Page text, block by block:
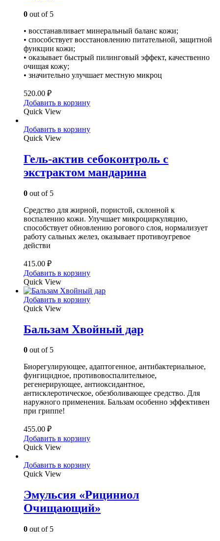
0 out of 5
• восстанавливает минеральный баланс кожи;
• способствует восстановлению питательной, защитной
функции кожи;
• оказывает быстрый пилинговый эффект, качественно
очищая кожу;
• значительно улучшает местную микроц
520.00 ₽
Добавить в корзину
Quick View
Добавить в корзину
Quick View
Гель-актив себоконтроль с
экстрактом мандарина
0 out of 5
Средство для жирной, пористой, склонной к
воспалению кожи. Улучшает микроциркуляцию,
способствует обновлению рогового слоя, нормализует
работу сальных желез, оказывает противоугревое
действи
415.00 ₽
Добавить в корзину
Quick View
Добавить в корзину
Quick View
Бальзам Хвойный дар
0 out of 5
Биорегулирующее, адаптогенное, антибактериальное,
фунгицидное, противовоспалительное,
регенерирующее, антиоксидантное,
антисклеротическое, обезболивающее средство. Для
наружного применения. Бальзам особенно эффективен
при гриппе!
455.00 ₽
Добавить в корзину
Quick View
Добавить в корзину
Quick View
Эмульсия «Рициниол
Очищающий»
0 out of 5